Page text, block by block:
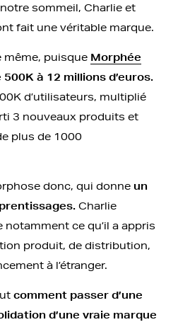
sommeil, Charlie et
fait une véritable marque.
même, puisque Morphée
à 12 millions d’euros.
d’utilisateurs, multiplié
3 nouveaux produits et
plus de 1000
donc, qui donne un
Charlie
ce qu’il a appris
produit, de distribution,
à l’étranger.
comment passer d’une
d’une vraie marque